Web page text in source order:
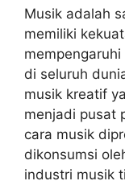
Musik adalah
memiliki
di seluruh
musik kreatif
menjadi pusat
cara musik
dikonsumsi
industri musik